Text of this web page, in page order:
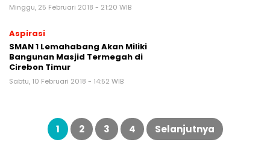
Minggu, 25 Februari 2018 - 21:20 WIB
Aspirasi
SMAN 1 Lemahabang Akan Miliki
Bangunan Masjid Termegah di
Cirebon Timur
Sabtu, 10 Februari 2018 - 14:52 WIB
Paginasi
1 2 3 4 Selanjutnya